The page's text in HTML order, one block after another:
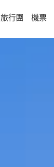
旅行團 機票